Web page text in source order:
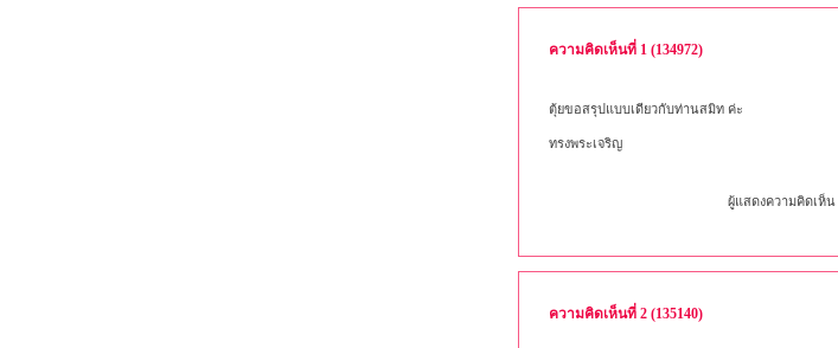
ความคิดเห็นที่ 1 (134972)
ตุ้ยขอสรุปแบบเดียวกับท่านสมิท ค่ะ
ทรงพระเจริญ
ผู้แสดงความคิดเห็น
ความคิดเห็นที่ 2 (135140)